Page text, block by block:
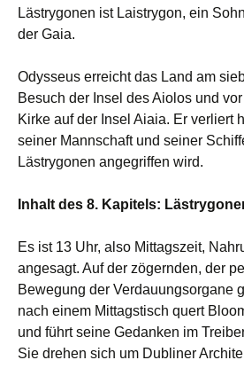
Lästrygonen ist Laistrygon, ein
der Gaia.
Odysseus erreicht das Land am
Besuch der Insel des Aiolos und
Kirke auf der Insel Aiaia. Er verliert
seiner Mannschaft und seiner
Lästrygonen angegriffen wird.
Inhalt des 8. Kapitels:
Es ist 13 Uhr, also Mittagszeit,
angesagt. Auf der zögernden, der
Bewegung der Verdauungsorgane
nach einem Mittagstisch quert
und führt seine Gedanken im
Sie drehen sich um Dubliner